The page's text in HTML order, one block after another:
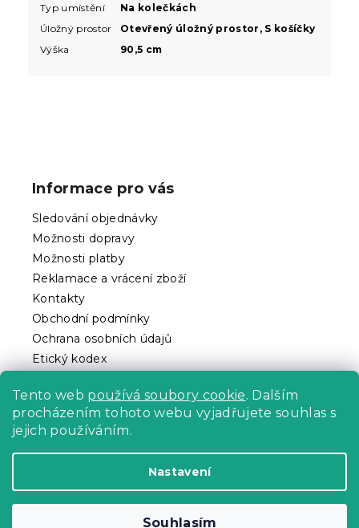
Tento web používá soubory cookie. Dalším
procházením tohoto webu vyjadřujete souhlas s
jejich používáním.
Nastavení
Souhlasím
Typ umístění
Na kolečkách
Úložný prostor
Otevřený úložný prostor, S košíčky
Výška
90,5 cm
Informace pro vás
Sledování objednávky
Možnosti dopravy
Možnosti platby
Reklamace a vrácení zboží
Kontakty
Obchodní podmínky
Ochrana osobních údajů
Etický kodex
Copyright 2026Povlečeme.cz. Všechna práva
Upravit nastavení cookies